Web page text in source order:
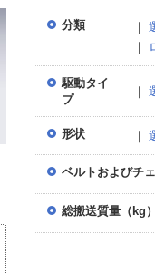
分類 ｜
｜
駆動タイ
プ
｜
形状 ｜
ベルトおよびチ
総搬送質量（kg